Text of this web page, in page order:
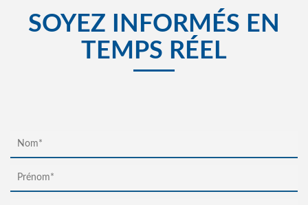
SOYEZ INFORMÉS EN
TEMPS RÉEL